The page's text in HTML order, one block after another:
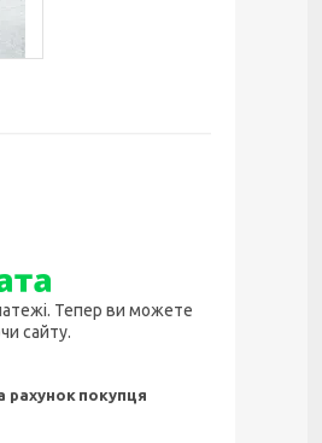
Тепер ви можете
сайту.
рахунок покупця